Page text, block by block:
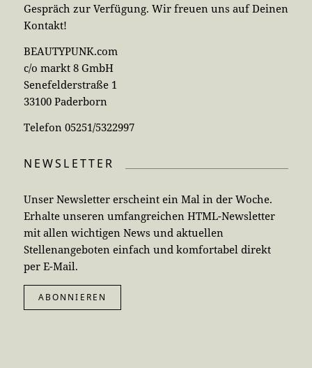
Gespräch zur Verfügung. Wir freuen uns auf Deinen
Kontakt!
BEAUTYPUNK.com
c/o markt 8 GmbH
Senefelderstraße 1
33100 Paderborn
Telefon 05251/5322997
NEWSLETTER
Unser Newsletter erscheint ein Mal in der Woche.
Erhalte unseren umfangreichen HTML-Newsletter
mit allen wichtigen News und aktuellen
Stellenangeboten einfach und komfortabel direkt
per E-Mail.
ABONNIEREN